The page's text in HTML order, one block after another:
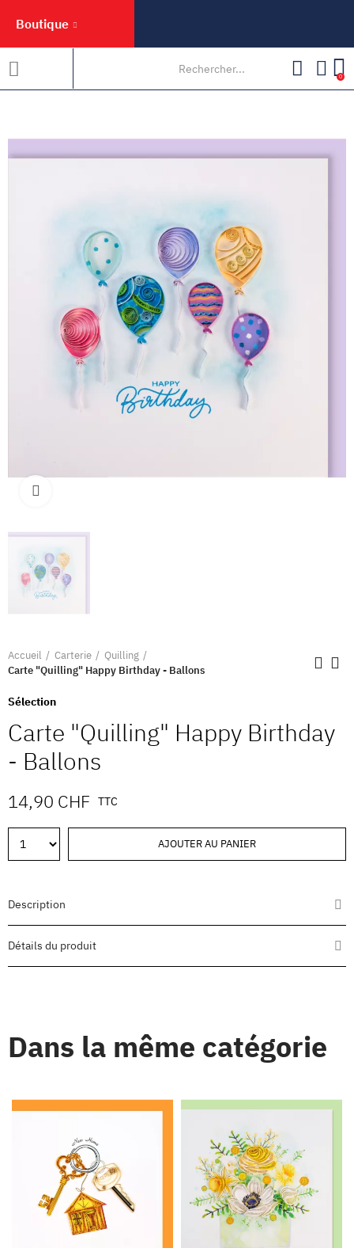
Boutique
0
Accueil Carterie
Quilling
Carte "Quilling" Happy Birthday - Ballons
Sélection
Carte "Quilling" Happy Birthday
- Ballons
14,90 CHF TTC
AJOUTER AU PANIER
Description
Détails du produit
Dans la même catégorie